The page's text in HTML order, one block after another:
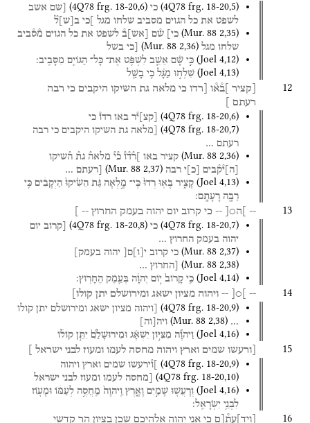
(4Q78 frg. 18-20,5) כי (4Q78 frg. 18-20,6) [שם אשב
לשפט את כל הגוים מסביב שלחו מגל ]כי ב ש ל֯
(Mur. 88 2,35) כי] ש֯ם אש ב֯ לשפט את כל הגוים מ֯ס֯ביב
שלחו מגל (Mur. 88 2,36) [כי בשל
(Joel 4,12) כִּ֣י שָׁ֗ם אֵשֵׁ֛ב לִשְׁפֹּ֥ט אֶת־ כָּל־ הַגּוֹיִ֖ם מִסָּבִֽיב׃
(Joel 4,13) שִׁלְח֣וּ מַגָּ֔ל כִּ֥י בָשַׁ֖ל
12 [קציר ]ב֯א֯ו [רדו כי מלאה גת השיקו היקבים כי רבה
רעתם
(4Q78 frg. 18-20,6) קצ י֯ר באו רדו֯ כי
(4Q78 frg. 18-20,7) [מלאה גת השיקו היקבים כי רבה
רעתם …
(Mur. 88 2,36) קציר באו ]ר֯ד֯ו֯ כ֯י֯ מלאה֯ גת֯ ה֯שיקו
ה י֯ק֯בים כ י רבה (Mur. 88 2,37) [רעתם …
(Joel 4,13) קָצִ֑יר בֹּ֤אֽוּ רְדוּ֙ כִּֽי־ מָ֣לְאָה גַּ֔ת הֵשִׁ֙יקוּ֙ הַיְקָבִ֔ים כִּ֥י
רַבָּ֖ה רָעָתָֽם׃
13
-- ]ה○[ -- כי קרוב יום יהוה בעמק החרוץ --
(4Q78 frg. 18-20,7) כי (4Q78 frg. 18-20,8) [קרוב יום
יהוה בעמק החרוץ …
(Mur. 88 2,37) כי קרוב י ו ם[ יהוה בעמק]
(Mur. 88 2,38) [החרוץ …
(Joel 4,14) כִּ֤י קָרוֹב֙ י֣וֹם יְהוָ֔ה בְּעֵ֖מֶק הֶחָרֽוּץ׃
14
--
]○[
-- ויהוה מציון ישאג ומירושלם יתן קולו]
(4Q78 frg. 18-20,9) [ויהוה מציון ישאג ומירושלם יתן קולו
…
(Mur. 88 2,38) ויה וה
(Joel 4,16) וַיהוָ֞ה מִצִּיּ֣וֹן יִשְׁאָ֗ג וּמִירוּשָׁלִַ֙ם֙ יִתֵּ֣ן קוֹל֔וֹ
15 [ורעשו שמים וארץ ויהוה מחסה לעמו ומעוז לבני ישראל
(4Q78 frg. 18-20,9) ]ו֯ירעשו שמים וארץ ויהוה
(4Q78 frg. 18-20,10) [מחסה לעמו ומעוז לבני ישראל
(Joel 4,16) וְרָעֲשׁ֖וּ שָׁמַ֣יִם וָאָ֑רֶץ וַֽיהוָה֙ מַֽחֲסֶ֣ה לְעַמּ֔וֹ וּמָע֖וֹז
לִבְנֵ֥י יִשְׂרָאֵֽל׃
16 ויד עת֯[ם כי אני יהוה אלהיכם שכן בציון הר קדשי